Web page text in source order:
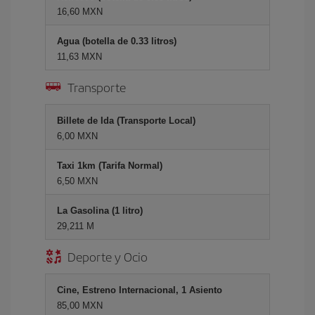
16,60 MXN
Agua (botella de 0.33 litros)
11,63 MXN
Transporte
Billete de Ida (Transporte Local)
6,00 MXN
Taxi 1km (Tarifa Normal)
6,50 MXN
La Gasolina (1 litro)
29,211 M
Deporte y Ocio
Cine, Estreno Internacional, 1 Asiento
85,00 MXN